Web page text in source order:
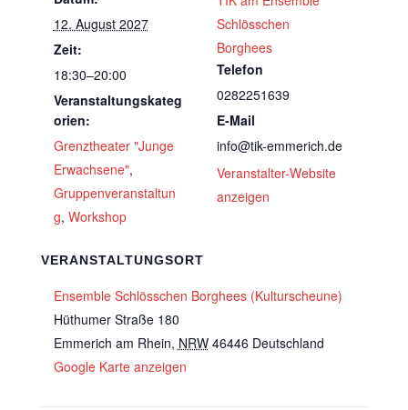
12. August 2027
Zeit:
18:30–20:00
Veranstaltungskateg
orien:
Grenztheater "Junge
Erwachsene",
Gruppenveranstaltun
g, Workshop
VERANSTALTUNGSORT
Ensemble Schlösschen Borghees (Kulturscheune)
Hüthumer Straße 180
Emmerich am Rhein, NRW 46446 Deutschland
Google Karte anzeigen
Schlösschen
Borghees
Telefon
0282251639
E-Mail
info@tik-emmerich.de
Veranstalter-Website
anzeigen